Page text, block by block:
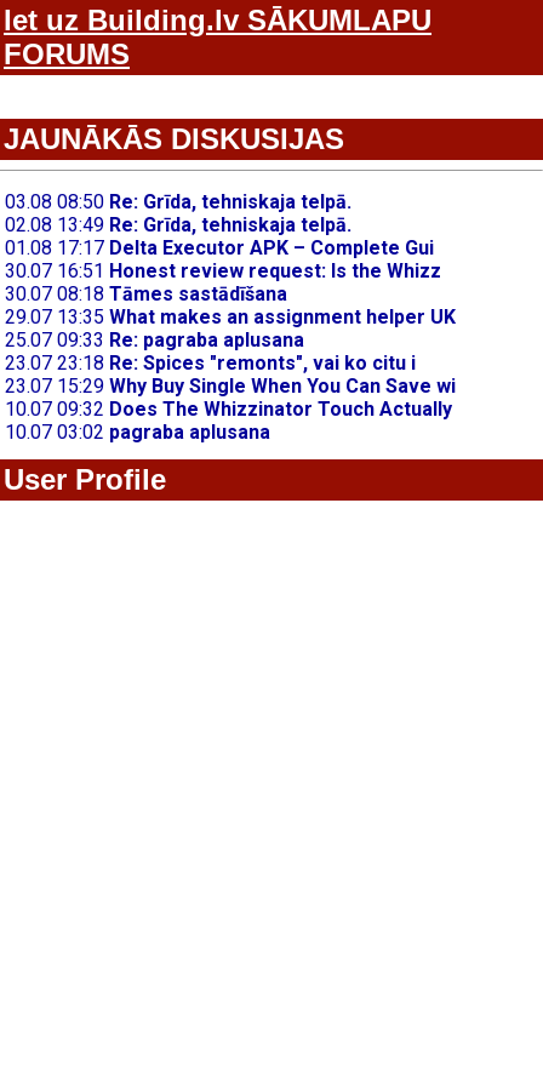
Iet uz Building.lv SĀKUMLAPU
FORUMS
JAUNĀKĀS DISKUSIJAS
User Profile